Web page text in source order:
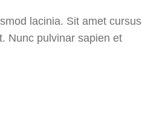
lacinia. Sit amet cursus
Nunc pulvinar sapien et